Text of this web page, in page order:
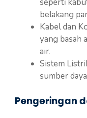
belakang
Kabel dan
yang basah
air.
Sistem
sumber
Pengeringan